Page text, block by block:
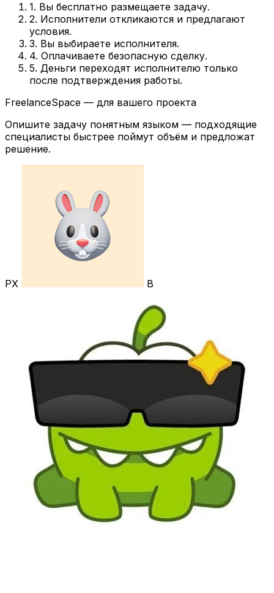
1. Вы бесплатно размещаете задачу.
2. Исполнители откликаются и предлагают
условия.
3. Вы выбираете исполнителя.
4. Оплачиваете безопасную сделку.
5. Деньги переходят исполнителю только
после подтверждения работы.
FreelanceSpace — для вашего проекта
Опишите задачу понятным языком — подходящие
специалисты быстрее поймут объём и предложат
решение.
РХ В